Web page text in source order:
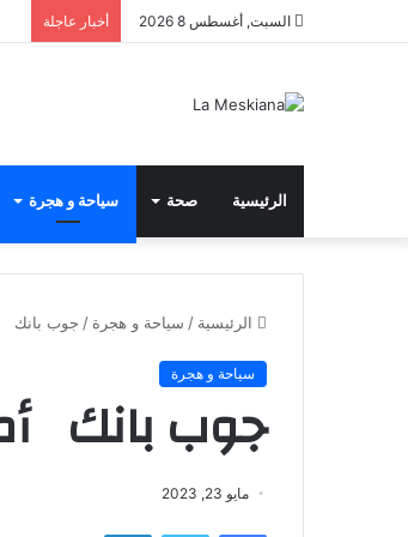
السبت, أغسطس 8 2026 أخبار عاجلة
الرئيسية صحة سياحة و هجرة
الرئيسية / سياحة و هجرة / جوب بانك
سياحة و هجرة
جوب بانك
مايو 23, 2023